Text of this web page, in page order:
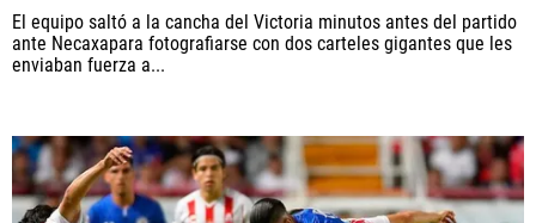
El equipo saltó a la cancha del Victoria minutos antes del partido
ante Necaxapara fotografiarse con dos carteles gigantes que les
enviaban fuerza a...